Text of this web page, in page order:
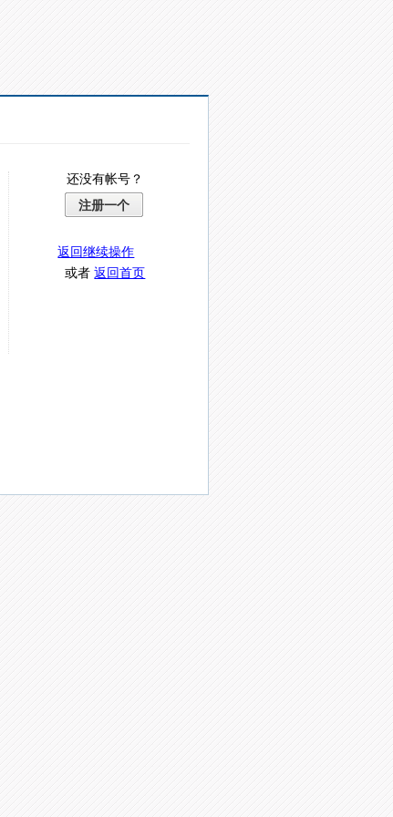
还没有帐号？
注册一个
返回继续操作
或者返回首页